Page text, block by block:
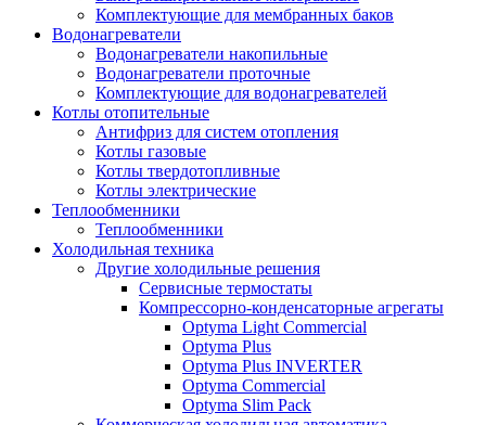
Комплектующие для мембранных баков
Водонагреватели
Водонагреватели накопильные
Водонагреватели проточные
Комплектующие для водонагревателей
Котлы отопительные
Антифриз для систем отопления
Котлы газовые
Котлы твердотопливные
Котлы электрические
Теплообменники
Теплообменники
Холодильная техника
Другие холодильные решения
Сервисные термостаты
Компрессорно-конденсаторные агрегаты
Optyma Light Commercial
Optyma Plus
Optyma Plus INVERTER
Optyma Commercial
Optyma Slim Pack